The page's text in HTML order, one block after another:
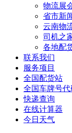
物流展
省市新
云南物
司机之
各地配
联系我们
服务项目
全国配货站
全国车牌号代
快递查询
在线计算器
今日天气